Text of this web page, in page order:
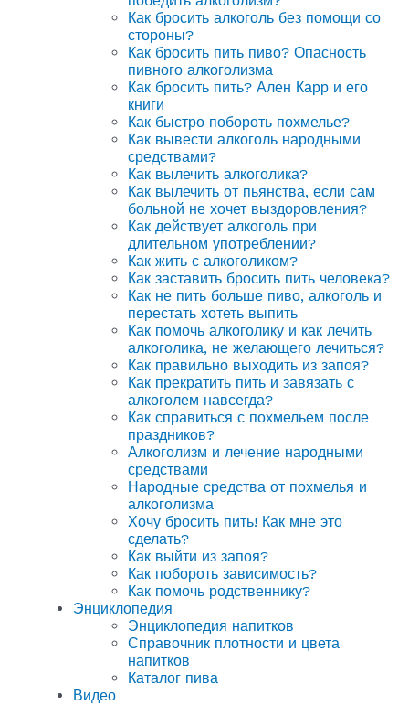
Как бросить алкоголь без помощи со
стороны?
Как бросить пить пиво? Опасность
пивного алкоголизма
Как бросить пить? Ален Карр и его
книги
Как быстро побороть похмелье?
Как вывести алкоголь народными
средствами?
Как вылечить алкоголика?
Как вылечить от пьянства, если сам
больной не хочет выздоровления?
Как действует алкоголь при
длительном употреблении?
Как жить с алкоголиком?
Как заставить бросить пить человека?
Как не пить больше пиво, алкоголь и
перестать хотеть выпить
Как помочь алкоголику и как лечить
алкоголика, не желающего лечиться?
Как правильно выходить из запоя?
Как прекратить пить и завязать с
алкоголем навсегда?
Как справиться с похмельем после
праздников?
Алкоголизм и лечение народными
средствами
Народные средства от похмелья и
алкоголизма
Хочу бросить пить! Как мне это
сделать?
Как выйти из запоя?
Как побороть зависимость?
Как помочь родственнику?
Энциклопедия
Энциклопедия напитков
Справочник плотности и цвета
напитков
Каталог пива
Видео